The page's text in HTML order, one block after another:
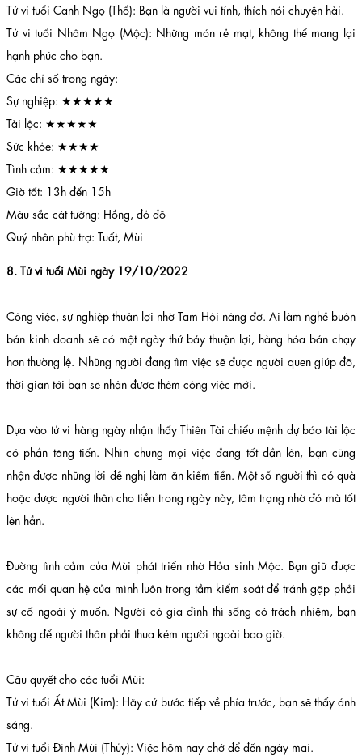
Tử vi tuổi Canh Ngọ (Thổ): Bạn là người vui tính, thích nói chuyện hài.
Tử vi tuổi Nhâm Ngọ (Mộc): Những món rẻ mạt, không thể mang lại
hạnh phúc cho bạn.
Các chỉ số trong ngày:
Sự nghiệp: ★★★★★
Tài lộc: ★★★★★
Sức khỏe: ★★★★
Tình cảm: ★★★★★
Giờ tốt: 13h đến 15h
Màu sắc cát tường: Hồng, đỏ đô
Quý nhân phù trợ: Tuất, Mùi
8. Tử vi tuổi Mùi ngày 19/10/2022
Công việc, sự nghiệp thuận lợi nhờ Tam Hội nâng đỡ. Ai làm nghề buôn
bán kinh doanh sẽ có một ngày thứ bảy thuận lợi, hàng hóa bán chạy
hơn thường lệ. Những người đang tìm việc sẽ được người quen giúp đỡ,
thời gian tới bạn sẽ nhận được thêm công việc mới.
Dựa vào tử vi hàng ngày nhận thấy Thiên Tài chiếu mệnh dự báo tài lộc
có phần tăng tiến. Nhìn chung mọi việc đang tốt dần lên, bạn cũng
nhận được những lời đề nghị làm ăn kiếm tiền. Một số người thì có quà
hoặc được người thân cho tiền trong ngày này, tâm trạng nhờ đó mà tốt
lên hẳn.
Đường tình cảm của Mùi phát triển nhờ Hỏa sinh Mộc. Bạn giữ được
các mối quan hệ của mình luôn trong tầm kiểm soát để tránh gặp phải
sự cố ngoài ý muốn. Người có gia đình thì sống có trách nhiệm, bạn
không để người thân phải thua kém người ngoài bao giờ.
Câu quyết cho các tuổi Mùi:
Tử vi tuổi Ất Mùi (Kim): Hãy cứ bước tiếp về phía trước, bạn sẽ thấy ánh
sáng.
Tử vi tuổi Đinh Mùi (Thủy): Việc hôm nay chớ để đến ngày mai.